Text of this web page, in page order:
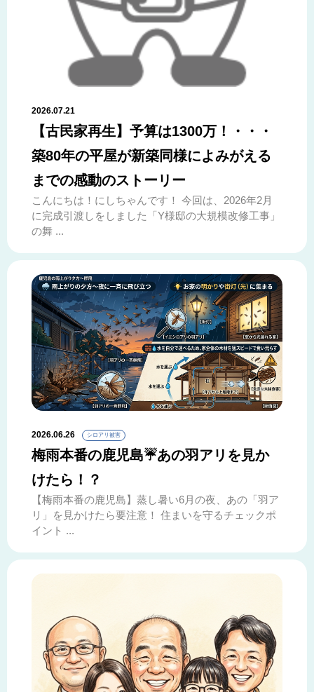
2026.07.21
【古民家再生】予算は1300万！・・・
築80年の平屋が新築同様によみがえる
までの感動のストーリー
こんにちは！にしちゃんです！ 今回は、2026年2月
に完成引渡しをしました「Y様邸の大規模改修工事」
の舞 ...
2026.06.26 シロアリ被害
梅雨本番の鹿児島☔あの羽アリを見か
けたら！？
【梅雨本番の鹿児島】蒸し暑い6月の夜、あの「羽ア
リ」を見かけたら要注意！ 住まいを守るチェックポ
イント ...